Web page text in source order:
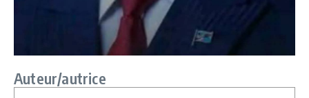
Auteur/autrice